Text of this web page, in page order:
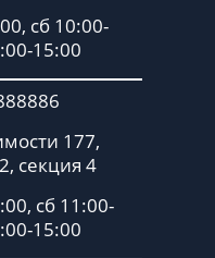
сб 10:00-
15:00
177,
секция 4
сб 11:00-
15:00